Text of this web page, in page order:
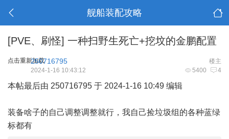
舰船装配攻略
[PVE、刷怪] 一种扫野生死亡+挖坟的金鹏配置
点击重新加载 楼主
250716795
5400 4
2024-1-16 10:43:12
本帖最后由 250716795 于 2024-1-16 10:49 编辑
装备啥子的自己调整调整就行，我自己捡垃圾组的各种蓝绿
标都有